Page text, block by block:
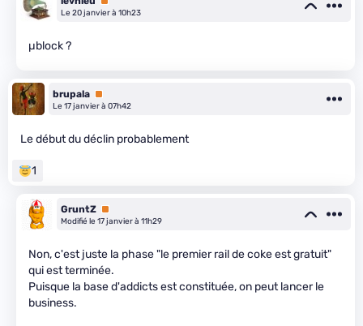
Le 20 janvier à 10h23
µblock ?
brupala Premium
Le 17 janvier à 07h42
Le début du déclin probablement
1
GruntZ Premium
Modifié le 17 janvier à 11h29
Non, c'est juste la phase "le premier rail de coke est gratuit"
qui est terminée.
Puisque la base d'addicts est constituée, on peut lancer le
business.